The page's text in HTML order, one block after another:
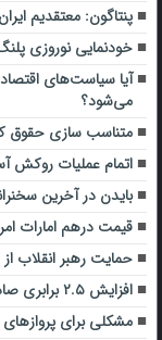
پنتاگون: معتقدیم
خودنمایی نوروزی
آیا سیاست‌های
می‌شود؟
متناسب سازی حقوق
اتمام عملیات روکش آسفالت ۳۵ کیلومتر از مسیر
بایدن در آخرین
قیمت درهم امارات امروز دوشنبه ۱۷ آذر/
حمایت رهبر انقلاب
افزایش ۲.۵ برابری صادرات کالا در بندر چابهار
مشکلی برای پروازهای